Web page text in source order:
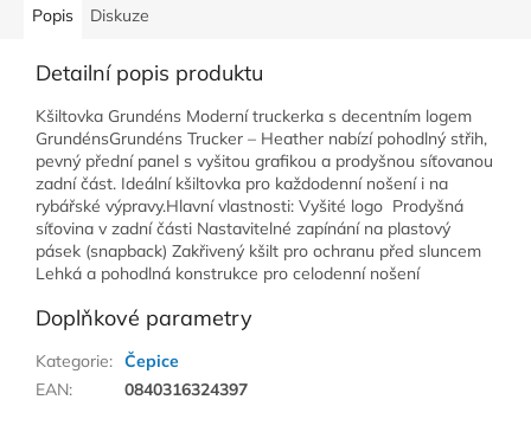
Popis Diskuze
Detailní popis produktu
Kšiltovka Grundéns Moderní truckerka s decentním logem
GrundénsGrundéns Trucker – Heather nabízí pohodlný střih,
pevný přední panel s vyšitou grafikou a prodyšnou síťovanou
zadní část. Ideální kšiltovka pro každodenní nošení i na
rybářské výpravy.Hlavní vlastnosti: Vyšité logo Prodyšná
síťovina v zadní části Nastavitelné zapínání na plastový
pásek (snapback) Zakřivený kšilt pro ochranu před sluncem
Lehká a pohodlná konstrukce pro celodenní nošení
Doplňkové parametry
Kategorie: Čepice
EAN: 0840316324397